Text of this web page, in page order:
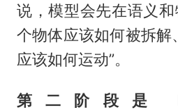
说，模型会先在语义
个物体应该如何被拆解
应该如何运动”。
第二阶段是